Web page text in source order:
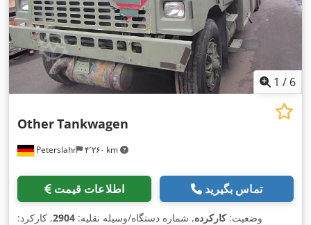
1 / 6
Peterslahr ۴٬۲۶۰ km
OtherTankwagen
اطلاعات قیمت تماس بگیرید
وضعیت:کارکرده, شماره دستگاه/وسیله نقلیه: 2904, کارکرد: